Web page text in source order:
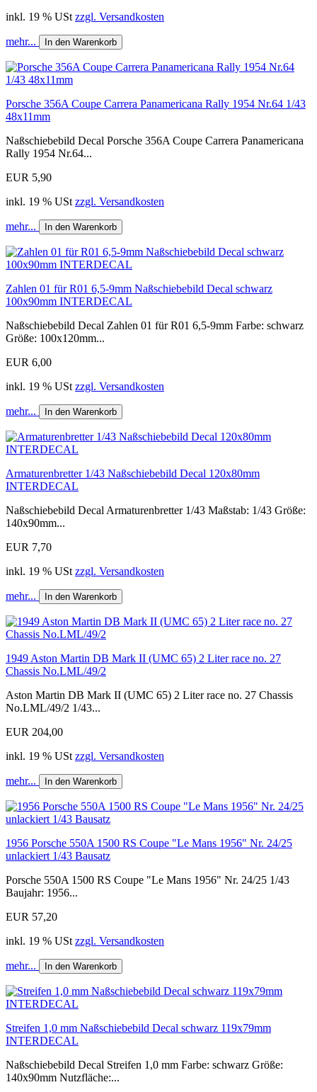
inkl. 19 % USt zzgl. Versandkosten
mehr... In den Warenkorb
Porsche 356A Coupe Carrera Panamericana Rally 1954 Nr.64 1/43
48x11mm
Naßschiebebild Decal Porsche 356A Coupe Carrera Panamericana
Rally 1954 Nr.64...
EUR 5,90
inkl. 19 % USt zzgl. Versandkosten
mehr... In den Warenkorb
Zahlen 01 für R01 6,5-9mm Naßschiebebild Decal schwarz
100x90mm INTERDECAL
Naßschiebebild Decal Zahlen 01 für R01 6,5-9mm Farbe: schwarz
Größe: 100x120mm...
EUR 6,00
inkl. 19 % USt zzgl. Versandkosten
mehr... In den Warenkorb
Armaturenbretter 1/43 Naßschiebebild Decal 120x80mm
INTERDECAL
Naßschiebebild Decal Armaturenbretter 1/43 Maßstab: 1/43 Größe:
140x90mm...
EUR 7,70
inkl. 19 % USt zzgl. Versandkosten
mehr... In den Warenkorb
1949 Aston Martin DB Mark II (UMC 65) 2 Liter race no. 27
Chassis No.LML/49/2
Aston Martin DB Mark II (UMC 65) 2 Liter race no. 27 Chassis
No.LML/49/2 1/43...
EUR 204,00
inkl. 19 % USt zzgl. Versandkosten
mehr... In den Warenkorb
1956 Porsche 550A 1500 RS Coupe "Le Mans 1956" Nr. 24/25
unlackiert 1/43 Bausatz
Porsche 550A 1500 RS Coupe "Le Mans 1956" Nr. 24/25 1/43
Baujahr: 1956...
EUR 57,20
inkl. 19 % USt zzgl. Versandkosten
mehr... In den Warenkorb
Streifen 1,0 mm Naßschiebebild Decal schwarz 119x79mm
INTERDECAL
Naßschiebebild Decal Streifen 1,0 mm Farbe: schwarz Größe:
140x90mm Nutzfläche:...